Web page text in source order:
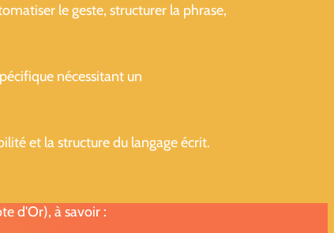
le geste, structurer la phrase,
nécessitant un
et la structure du langage écrit.
d'Or), à savoir :